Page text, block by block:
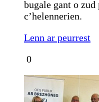
bugale gant o
c’helennerien.
Lenn ar peurrest
0